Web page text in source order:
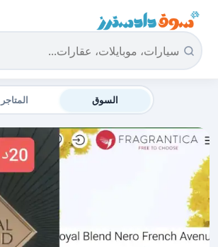
سوق دادسترز الرئيسية
السوق المتاجر